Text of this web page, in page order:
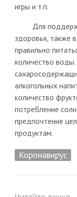
игры и т.п.
Для
здоровья, также
правильно
количество
алкогольных
количество
потребление
предпочтение
продуктам.
Коронавирус